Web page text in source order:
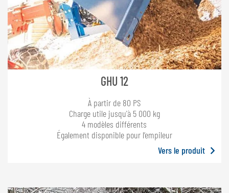
GHU 12
À partir de 80 PS
Charge utile jusqu'à 5 000 kg
4 modèles différents
Également disponible pour l’empileur
Vers le produit